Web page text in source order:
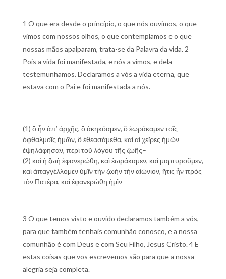
1 O que era desde o princípio, o que nós ouvimos, o que
vimos com nossos olhos, o que contemplamos e o que
nossas mãos apalparam, trata-se da Palavra da vida. 2
Pois a vida foi manifestada, e nós a vimos, e dela
testemunhamos. Declaramos a vós a vida eterna, que
estava com o Pai e foi manifestada a nós.
(1) ὃ ἦν ἀπ’ ἀρχῆς, ὃ ἀκηκόαμεν, ὃ ἑωράκαμεν τοῖς
ὀφθαλμοῖς ἡμῶν, ὃ ἐθεασάμεθα, καὶ αἱ χεῖρες ἡμῶν
ἐψηλάφησαν, περὶ τοῦ λόγου τῆς ζωῆς–
(2) καὶ ἡ ζωὴ ἐφανερώθη, καὶ ἑωράκαμεν, καὶ μαρτυροῦμεν,
καὶ ἀπαγγέλλομεν ὑμῖν τὴν ζωὴν τὴν αἰώνιον, ἥτις ἦν πρὸς
τὸν Πατέρα, καὶ ἐφανερώθη ἡμῖν–
3 O que temos visto e ouvido declaramos também a vós,
para que também tenhais comunhão conosco, e a nossa
comunhão é com Deus e com Seu Filho, Jesus Cristo. 4 E
estas coisas que vos escrevemos são para que a nossa
alegria seja completa.